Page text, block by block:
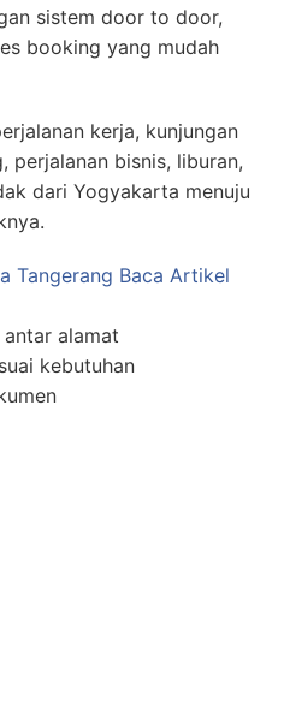
sistem door to door,
booking yang mudah
kerja, kunjungan
perjalanan bisnis, liburan,
dari Yogyakarta menuju
Tangerang Baca Artikel
alamat
kebutuhan